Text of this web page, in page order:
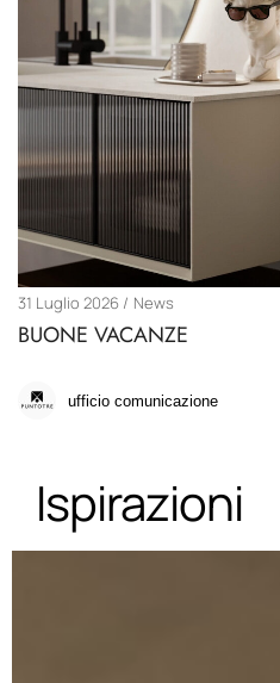
31 Luglio 2026 News
BUONE VACANZE
ufficio comunicazione
Ispirazioni